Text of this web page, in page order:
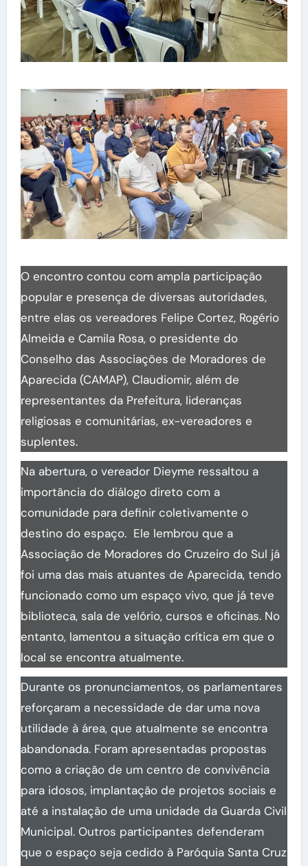
O encontro contou com ampla participação
popular e presença de diversas autoridades,
entre elas os vereadores Felipe Cortez, Rogério
Almeida e Camila Rosa, o presidente do
Conselho das Associações de Moradores de
Aparecida (CAMAP), Claudiomir, além de
representantes da Prefeitura, lideranças
religiosas e comunitárias, ex-vereadores e
suplentes.
Na abertura, o vereador Dieyme ressaltou a
importância do diálogo direto com a
comunidade para definir coletivamente o
destino do espaço. Ele lembrou que a
Associação de Moradores do Cruzeiro do Sul já
foi uma das mais atuantes de Aparecida, tendo
funcionado como um espaço vivo, que já teve
biblioteca, sala de velório, cursos e oficinas. No
entanto, lamentou a situação crítica em que o
local se encontra atualmente.
Durante os pronunciamentos, os parlamentares
reforçaram a necessidade de dar uma nova
utilidade à área, que atualmente se encontra
abandonada. Foram apresentadas propostas
como a criação de um centro de convivência
para idosos, implantação de projetos sociais e
até a instalação de uma unidade da Guarda Civil
Municipal. Outros participantes defenderam
que o espaço seja cedido à Paróquia Santa Cruz